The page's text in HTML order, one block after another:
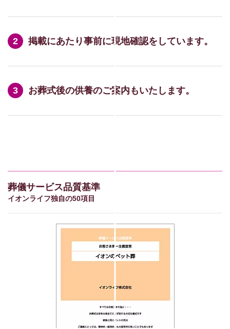
掲載にあたり事前に現地確認をしています。
お葬式後の供養のご案内もいたします。
葬儀サービス品質基準
イオンライフ独自の50項目